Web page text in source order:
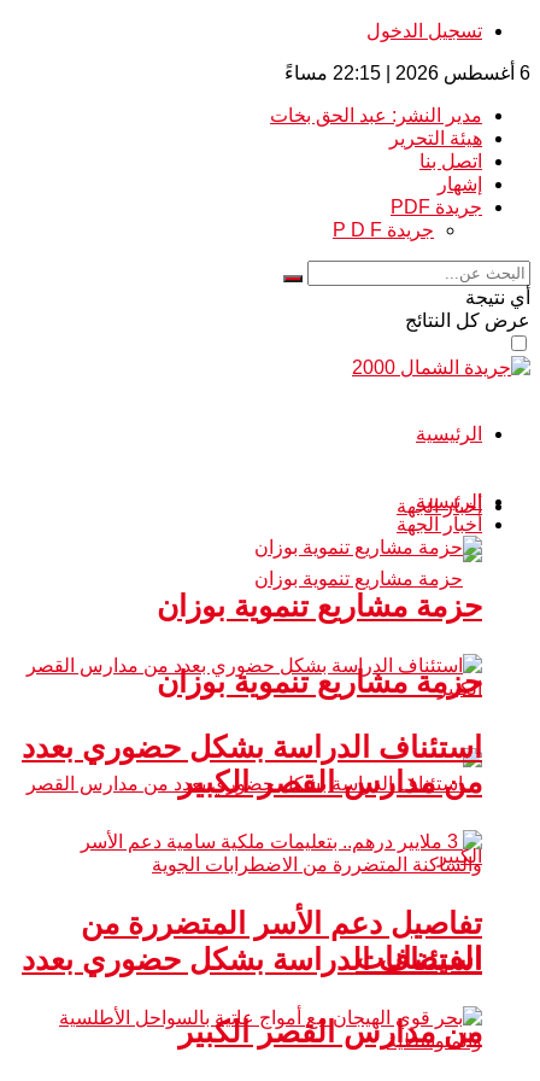
تسجيل الدخول
6 أغسطس 2026 | 22:15 مساءً
مدير النشر: عبد الحق بخات
هيئة التحرير
اتصل بنا
إشهار
جريدة PDF
جريدة P D F
أي نتيجة
عرض كل النتائج
الرئيسية
أخبار الجهة
حزمة مشاريع تنموية بوزان
استئناف الدراسة بشكل حضوري بعدد
من مدارس القصر الكبير
الرئيسية
أخبار الجهة
حزمة مشاريع تنموية بوزان
استئناف الدراسة بشكل حضوري بعدد
من مدارس القصر الكبير
تفاصيل دعم الأسر المتضررة من
الفيضانات